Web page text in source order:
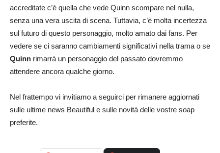
accreditate c’è quella che vede Quinn scompare nel nulla,
senza una vera uscita di scena. Tuttavia, c’è molta incertezza
sul futuro di questo personaggio, molto amato dai fans. Per
vedere se ci saranno cambiamenti significativi nella trama o se
Quinn rimarrà un personaggio del passato dovremmo
attendere ancora qualche giorno.
Nel frattempo vi invitiamo a seguirci per rimanere aggiornati
sulle ultime news Beautiful e sulle novità delle vostre soap
preferite.